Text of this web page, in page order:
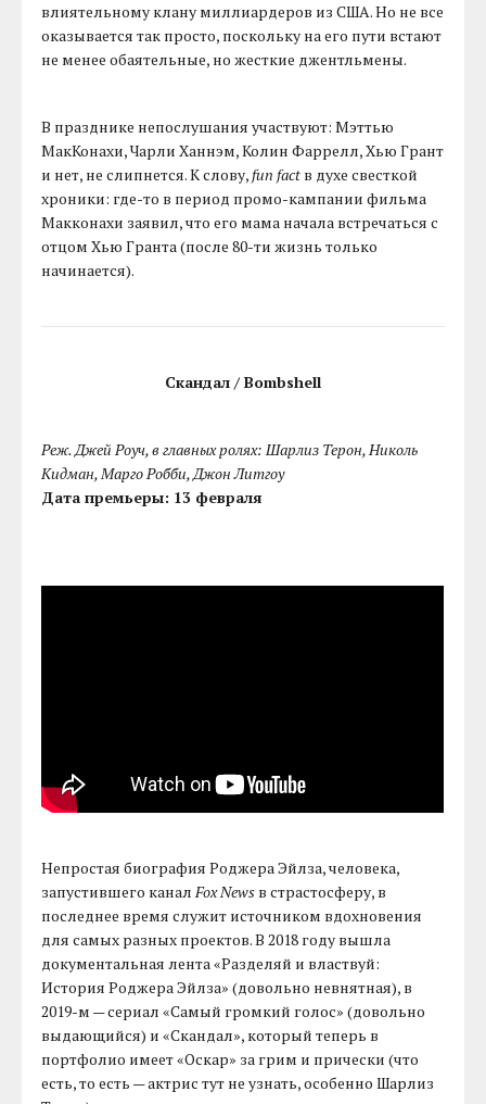
влиятельному клану миллиардеров из США. Но не все
оказывается так просто, поскольку на его пути встают
не менее обаятельные, но жесткие джентльмены.
В празднике непослушания участвуют: Мэттью
МакКонахи, Чарли Ханнэм, Колин Фаррелл, Хью Грант
и нет, не слипнется. К слову,fun fact в духе свесткой
хроники: где-то в период промо-кампании фильма
Макконахи заявил, что его мама начала встречаться с
отцом Хью Гранта (после 80-ти жизнь только
начинается).
Скандал / Bombshell
Реж. Джей Роуч, в главных ролях: Шарлиз Терон, Николь
Кидман, Марго Робби, Джон Литгоу
Дата премьеры: 13 февраля
Непростая биография Роджера Эйлза, человека,
запустившего каналFox News в страстосферу, в
последнее время служит источником вдохновения
для самых разных проектов. В 2018 году вышла
документальная лента «Разделяй и властвуй:
История Роджера Эйлза» (довольно невнятная), в
2019-м — сериал «Самый громкий голос» (довольно
выдающийся) и «Скандал», который теперь в
портфолио имеет «Оскар» за грим и прически (что
есть, то есть — актрис тут не узнать, особенно Шарлиз